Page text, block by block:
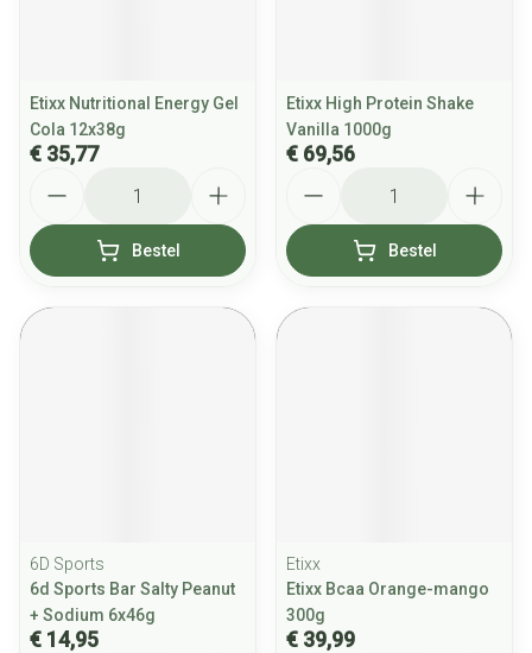
Etixx Nutritional Energy Gel
Cola 12x38g
€ 35,77
Bestel
Etixx High Protein Shake
Vanilla 1000g
€ 69,56
Bestel
6D Sports
6d Sports Bar Salty Peanut
+ Sodium 6x46g
€ 14,95
Etixx
Etixx Bcaa Orange-mango
300g
€ 39,99